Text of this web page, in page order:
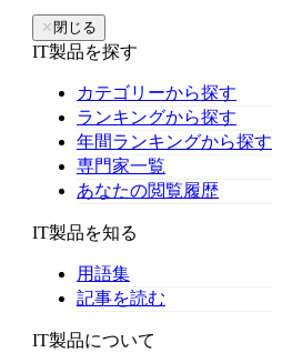
✕ 閉じる
IT製品を探す
カテゴリーから探す
ランキングから探す
年間ランキングから探す
専門家一覧
あなたの閲覧履歴
IT製品を知る
用語集
記事を読む
IT製品について